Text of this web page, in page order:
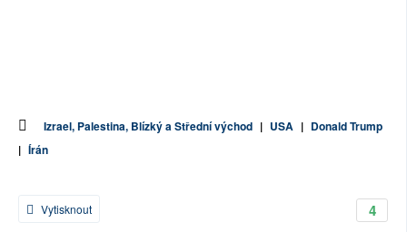
Izrael, Palestina, Blízký a Střední východ | USA | Donald Trump
| Írán
4
Vytisknout